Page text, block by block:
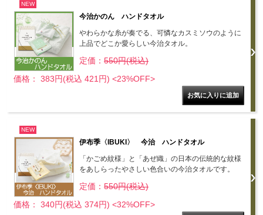
NEW
今治かのん ハンドタオル
やわらかな糸が奏でる、可憐なカスミソウのように
上品でどこか愛らしい今治タオル。
定価： 550円(税込)
価格： 383円(税込 421円) <23%OFF>
NEW
伊布季〈IBUKI〉 今治 ハンドタオル
「かごめ紋様」と「あぜ織」の日本の伝統的な紋様
をあしらったやさしい色合いの今治タオルです。
定価： 550円(税込)
価格： 340円(税込 374円) <32%OFF>